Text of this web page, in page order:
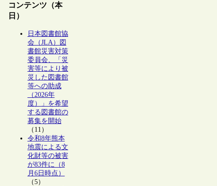
コンテンツ（本
日）
日本図書館協
会（JLA）図
書館災害対策
委員会、「災
害等により被
災した図書館
等への助成
（2026年
度）」を希望
する図書館の
募集を開始
（11）
令和8年熊本
地震による文
化財等の被害
が83件に（8
月6日時点）
（5）